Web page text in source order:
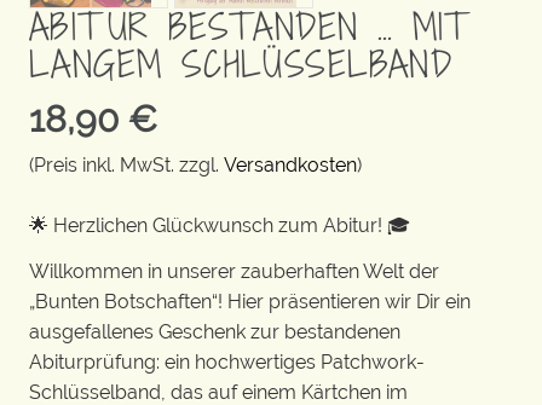
ABITUR BESTANDEN … MIT
LANGEM SCHLÜSSELBAND
18,90 €
(Preis inkl. MwSt. zzgl. Versandkosten)
🌟 Herzlichen Glückwunsch zum Abitur! 🎓
Willkommen in unserer zauberhaften Welt der
„Bunten Botschaften“! Hier präsentieren wir Dir ein
ausgefallenes Geschenk zur bestandenen
Abiturprüfung: ein hochwertiges Patchwork-
Schlüsselband, das auf einem Kärtchen im